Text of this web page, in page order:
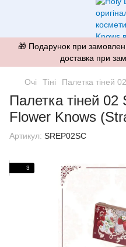
🎁 Подарунок при
доставка при
Очі Тіні Палетка тіней
Палетка тіней 02
Flower Knows
Артикул: SREP02SC
3